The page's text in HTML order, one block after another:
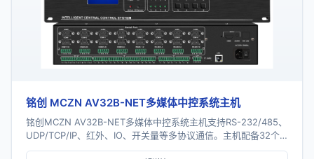
铭创 MCZN AV32B-NET多媒体中控系统主机
铭创MCZN AV32B-NET多媒体中控系统主机支持RS-232/485、
UDP/TCP/IP、红外、IO、开关量等多协议通信。主机配备32个
串口、16个红外...